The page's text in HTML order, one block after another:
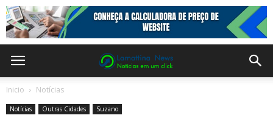
Inicio Notícias
Notícias Outras Cidades Suzano